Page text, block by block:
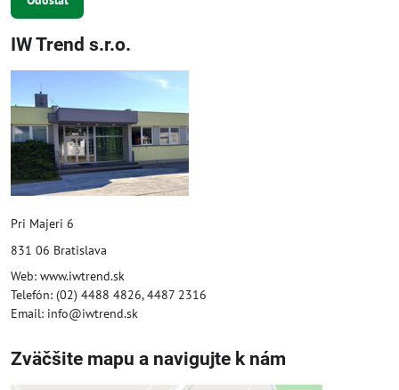
IW Trend s.r.o.
Pri Majeri 6
831 06 Bratislava
Web: www.iwtrend.sk
Telefón: (02) 4488 4826, 4487 2316
Email: info@iwtrend.sk
Zväčšite mapu a navigujte k nám